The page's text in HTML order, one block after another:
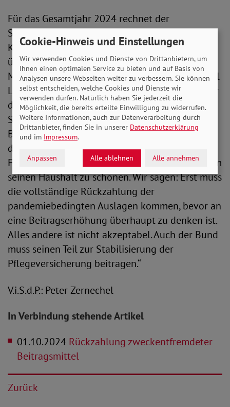
Für das Gesamtjahr 2024 rechnet der
Spitzenverband der gesetzlichen
Krankenversicherungen mit einem Minus von
über 1,5 Milliarden Euro, für 2025 dann von 3,4
Milliarden Euro. Bundesgesundheitsminister Karl
Lauterbach kündigte bereits höhere Beiträge für
die Kranken- und Pflegeversicherung an. Die
SoVD-Vorstandsvorsitzende hält dagegen: „Eine
Beitragssatzerhöhung wäre ein Hohn, wenn sich
der Bund zeitgleich seiner
Finanzierungsverantwortung weiter entzieht, um
seinen Haushalt zu schonen. Wir sagen: Erst muss
die vollständige Rückzahlung der
pandemiebedingten Auslagen kommen, bevor an
eine Beitragserhöhung überhaupt zu denken ist.
Alles andere ist nicht akzeptabel. Auch der Bund
muss seinen Teil zur Stabilisierung der
Pflegeversicherung beitragen.“
V.i.S.d.P.: Peter Zernechel
In Verbindung stehende Artikel
01.10.2024 Rückzahlung zweckentfremdeter
Beitragsmittel
Zurück
Cookie-Hinweis und Einstellungen
Wir verwenden Cookies und Dienste von Drittanbietern, um
Ihnen einen optimalen Service zu bieten und auf Basis von
Analysen unsere Webseiten weiter zu verbessern. Sie können
selbst entscheiden, welche Cookies und Dienste wir
verwenden dürfen. Natürlich haben Sie jederzeit die
Möglichkeit, die bereits erteilte Einwilligung zu widerrufen.
Weitere Informationen, auch zur Datenverarbeitung durch
Drittanbieter, finden Sie in unserer Datenschutzerklärung
und im Impressum.
Anpassen Alle ablehnen Alle annehmen